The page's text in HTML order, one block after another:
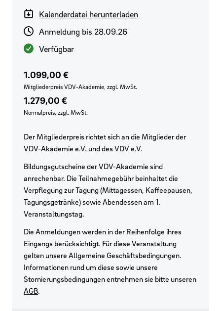
Kalenderdatei herunterladen
Anmeldeschluss
Anmeldung bis 28.09.26
Verfügbarkeit
Verfügbar
Preis für VDV-Mitglieder
1.099,00 €
Mitgliederpreis VDV-Akademie, zzgl. MwSt.
Regulärer Preis
1.279,00 €
Normalpreis, zzgl. MwSt.
Der Mitgliederpreis richtet sich an die Mitglieder der
VDV-Akademie e.V. und des VDV e.V.
Bildungsgutscheine der VDV-Akademie sind
anrechenbar. Die Teilnahmegebühr beinhaltet die
Verpflegung zur Tagung (Mittagessen, Kaffeepausen,
Tagungsgetränke) sowie Abendessen am 1.
Veranstaltungstag.
Die Anmeldungen werden in der Reihenfolge ihres
Eingangs berücksichtigt. Für diese Veranstaltung
gelten unsere Allgemeine Geschäftsbedingungen.
Informationen rund um diese sowie unsere
Stornierungsbedingungen entnehmen sie bitte unseren
AGB.